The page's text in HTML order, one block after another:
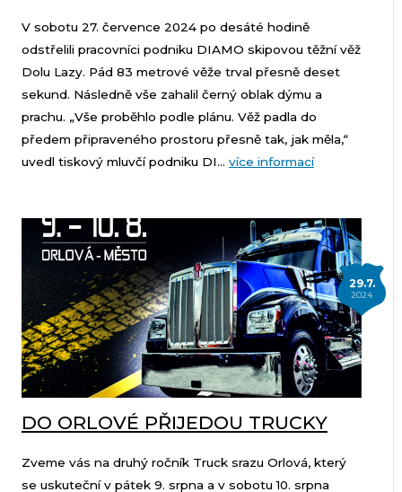
V sobotu 27. července 2024 po desáté hodině
odstřelili pracovníci podniku DIAMO skipovou těžní věž
Dolu Lazy. Pád 83 metrové věže trval přesně deset
sekund. Následně vše zahalil černý oblak dýmu a
prachu. „Vše proběhlo podle plánu. Věž padla do
předem připraveného prostoru přesně tak, jak měla,“
uvedl tiskový mluvčí podniku DI... více informací
29.7.
2024
DO ORLOVÉ PŘIJEDOU TRUCKY
Zveme vás na druhý ročník Truck srazu Orlová, který
se uskuteční v pátek 9. srpna a v sobotu 10. srpna